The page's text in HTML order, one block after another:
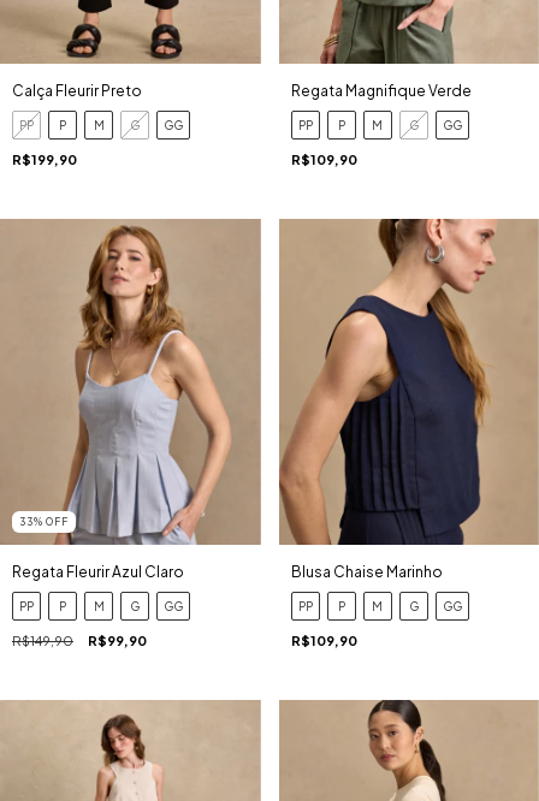
Calça Fleurir Preto
PP P M G GG
R$199,90
Regata Magnifique Verde
PP P M G GG
R$109,90
33% OFF
Regata Fleurir Azul Claro
PP P M G GG
R$149,90 R$99,90
Blusa Chaise Marinho
PP P M G GG
R$109,90